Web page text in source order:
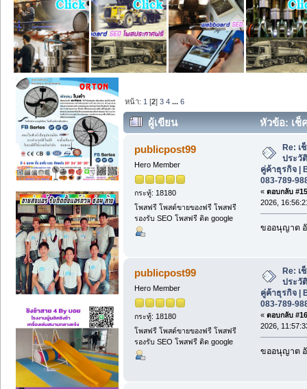
หน้า: 1 [2]3 4 ...6
ผู้เขียน
หัวข้อ: เช็
ค้าธุรกิจ | BDS Service โทร 083-789-
publicpost99
Hero Member
กระทู้: 18180
โพสฟรี โพสต์ขายของฟรี โพสฟรี
รองรับ SEO โพสฟรี ติด google
Re: เ
ประวั
คู่ค้าธุรกิจ |
083-789-
« ตอบกลับ
2026,
ขออนุญาต
publicpost99
Hero Member
กระทู้: 18180
โพสฟรี โพสต์ขายของฟรี โพสฟรี
รองรับ SEO โพสฟรี ติด google
Re: เ
ประวั
คู่ค้าธุรกิจ |
083-789-
« ตอบกลับ
2026,
ขออนุญาต